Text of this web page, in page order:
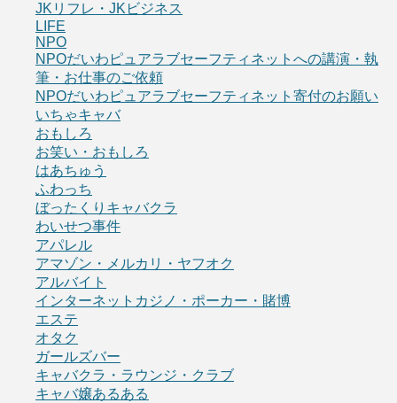
JKリフレ・JKビジネス
LIFE
NPO
NPOだいわピュアラブセーフティネットへの講演・執
筆・お仕事のご依頼
NPOだいわピュアラブセーフティネット寄付のお願い
いちゃキャバ
おもしろ
お笑い・おもしろ
はあちゅう
ふわっち
ぼったくりキャバクラ
わいせつ事件
アパレル
アマゾン・メルカリ・ヤフオク
アルバイト
インターネットカジノ・ポーカー・賭博
エステ
オタク
ガールズバー
キャバクラ・ラウンジ・クラブ
キャバ嬢あるある